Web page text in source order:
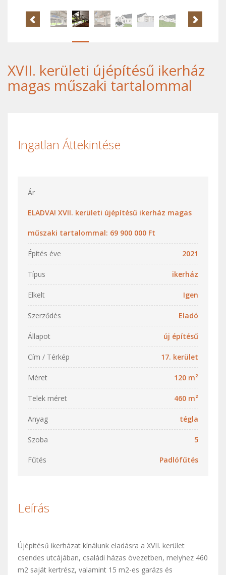
XVII. kerületi újépítésű ikerház
magas műszaki tartalommal
Ingatlan Áttekintése
Ár
ELADVA! XVII. kerületi újépítésű ikerház magas
műszaki tartalommal: 69 900 000 Ft
Építés éve 2021
Típus ikerház
Elkelt Igen
Szerződés Eladó
Állapot új építésű
Cím / Térkép 17. kerület
Méret 120 m²
Telek méret 460 m²
Anyag tégla
Szoba 5
Fűtés Padlófűtés
Leírás
Újépítésű ikerházat kínálunk eladásra a XVII. kerület
csendes utcájában, családi házas övezetben, melyhez 460
m2 saját kertrész, valamint 15 m2-es garázs és